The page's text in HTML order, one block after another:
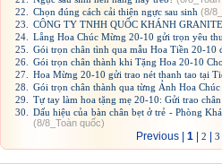
22.
Chọn đúng cách cải thiện ngực sau sinh (8/
23.
CÔNG TY TNHH QUỐC KHÁNH GRANITE
24.
Lẵng Hoa Chúc Mừng 20-10 gửi trọn yêu
25.
Gói trọn chân tình qua mẫu Hoa Tiền 20-10
26.
Gói trọn chân thành khi Tặng Hoa 20-10
27.
Hoa Mừng 20-10 gửi trao nét thanh tao tại
28.
Gói trọn chân thành qua từng Ảnh Hoa
29.
Tự tay làm hoa tặng mẹ 20-10: Gửi trao
30.
Dấu hiệu của bàn chân bẹt ở trẻ - Phòng
(8/8_Toàn quốc)
Previous | 1 2 3